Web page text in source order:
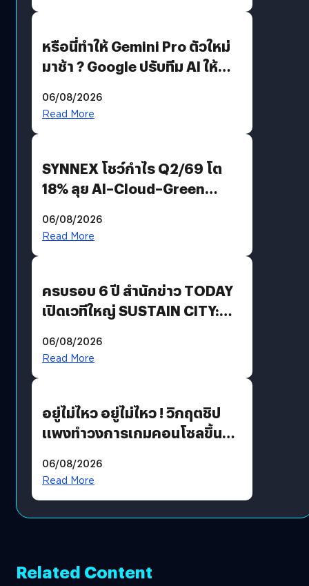
หรือนี่ทำให้ Gemini Pro ตัวใหม่
มาช้า ? Google ปรับทีม AI ให้
AGI
06/08/2026
Read More
SYNNEX โชว์กำไร Q2/69 โต
18% ลุย AI–Cloud–Green
Revenue เร่งเครื่อง New
06/08/2026
Read More
ครบรอบ 6 ปี สำนักข่าว TODAY
เปิดเวทีใหญ่ SUSTAIN CITY:
แนวทางปรับตัวสู่เศรษฐกิจสี
06/08/2026
Read More
อยู่ไม่ไหว อยู่ไม่ไหว ! วิกฤตชิป
แพงทำวงการเกมคอนโซลขึ้น
?
06/08/2026
Read More
Related Content